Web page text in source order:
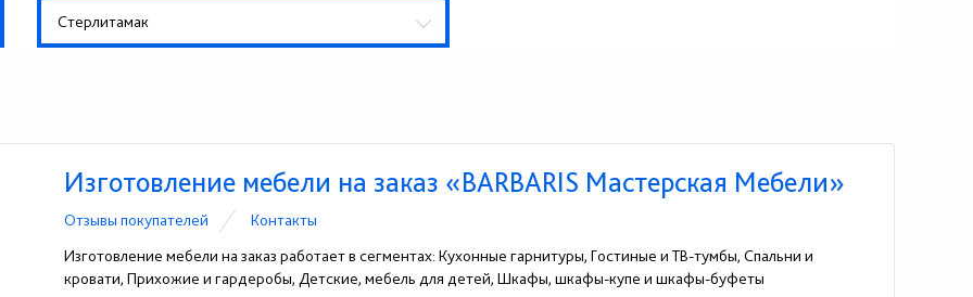
Стерлитамак
Изготовление мебели на заказ «BARBARIS Мастерская Мебели»
Отзывы покупателей
Контакты
Изготовление мебели на заказ работает в сегментах: Кухонные гарнитуры, Гостиные и ТВ-тумбы, Спальни и
кровати, Прихожие и гардеробы, Детские, мебель для детей, Шкафы, шкафы-купе и шкафы-буфеты